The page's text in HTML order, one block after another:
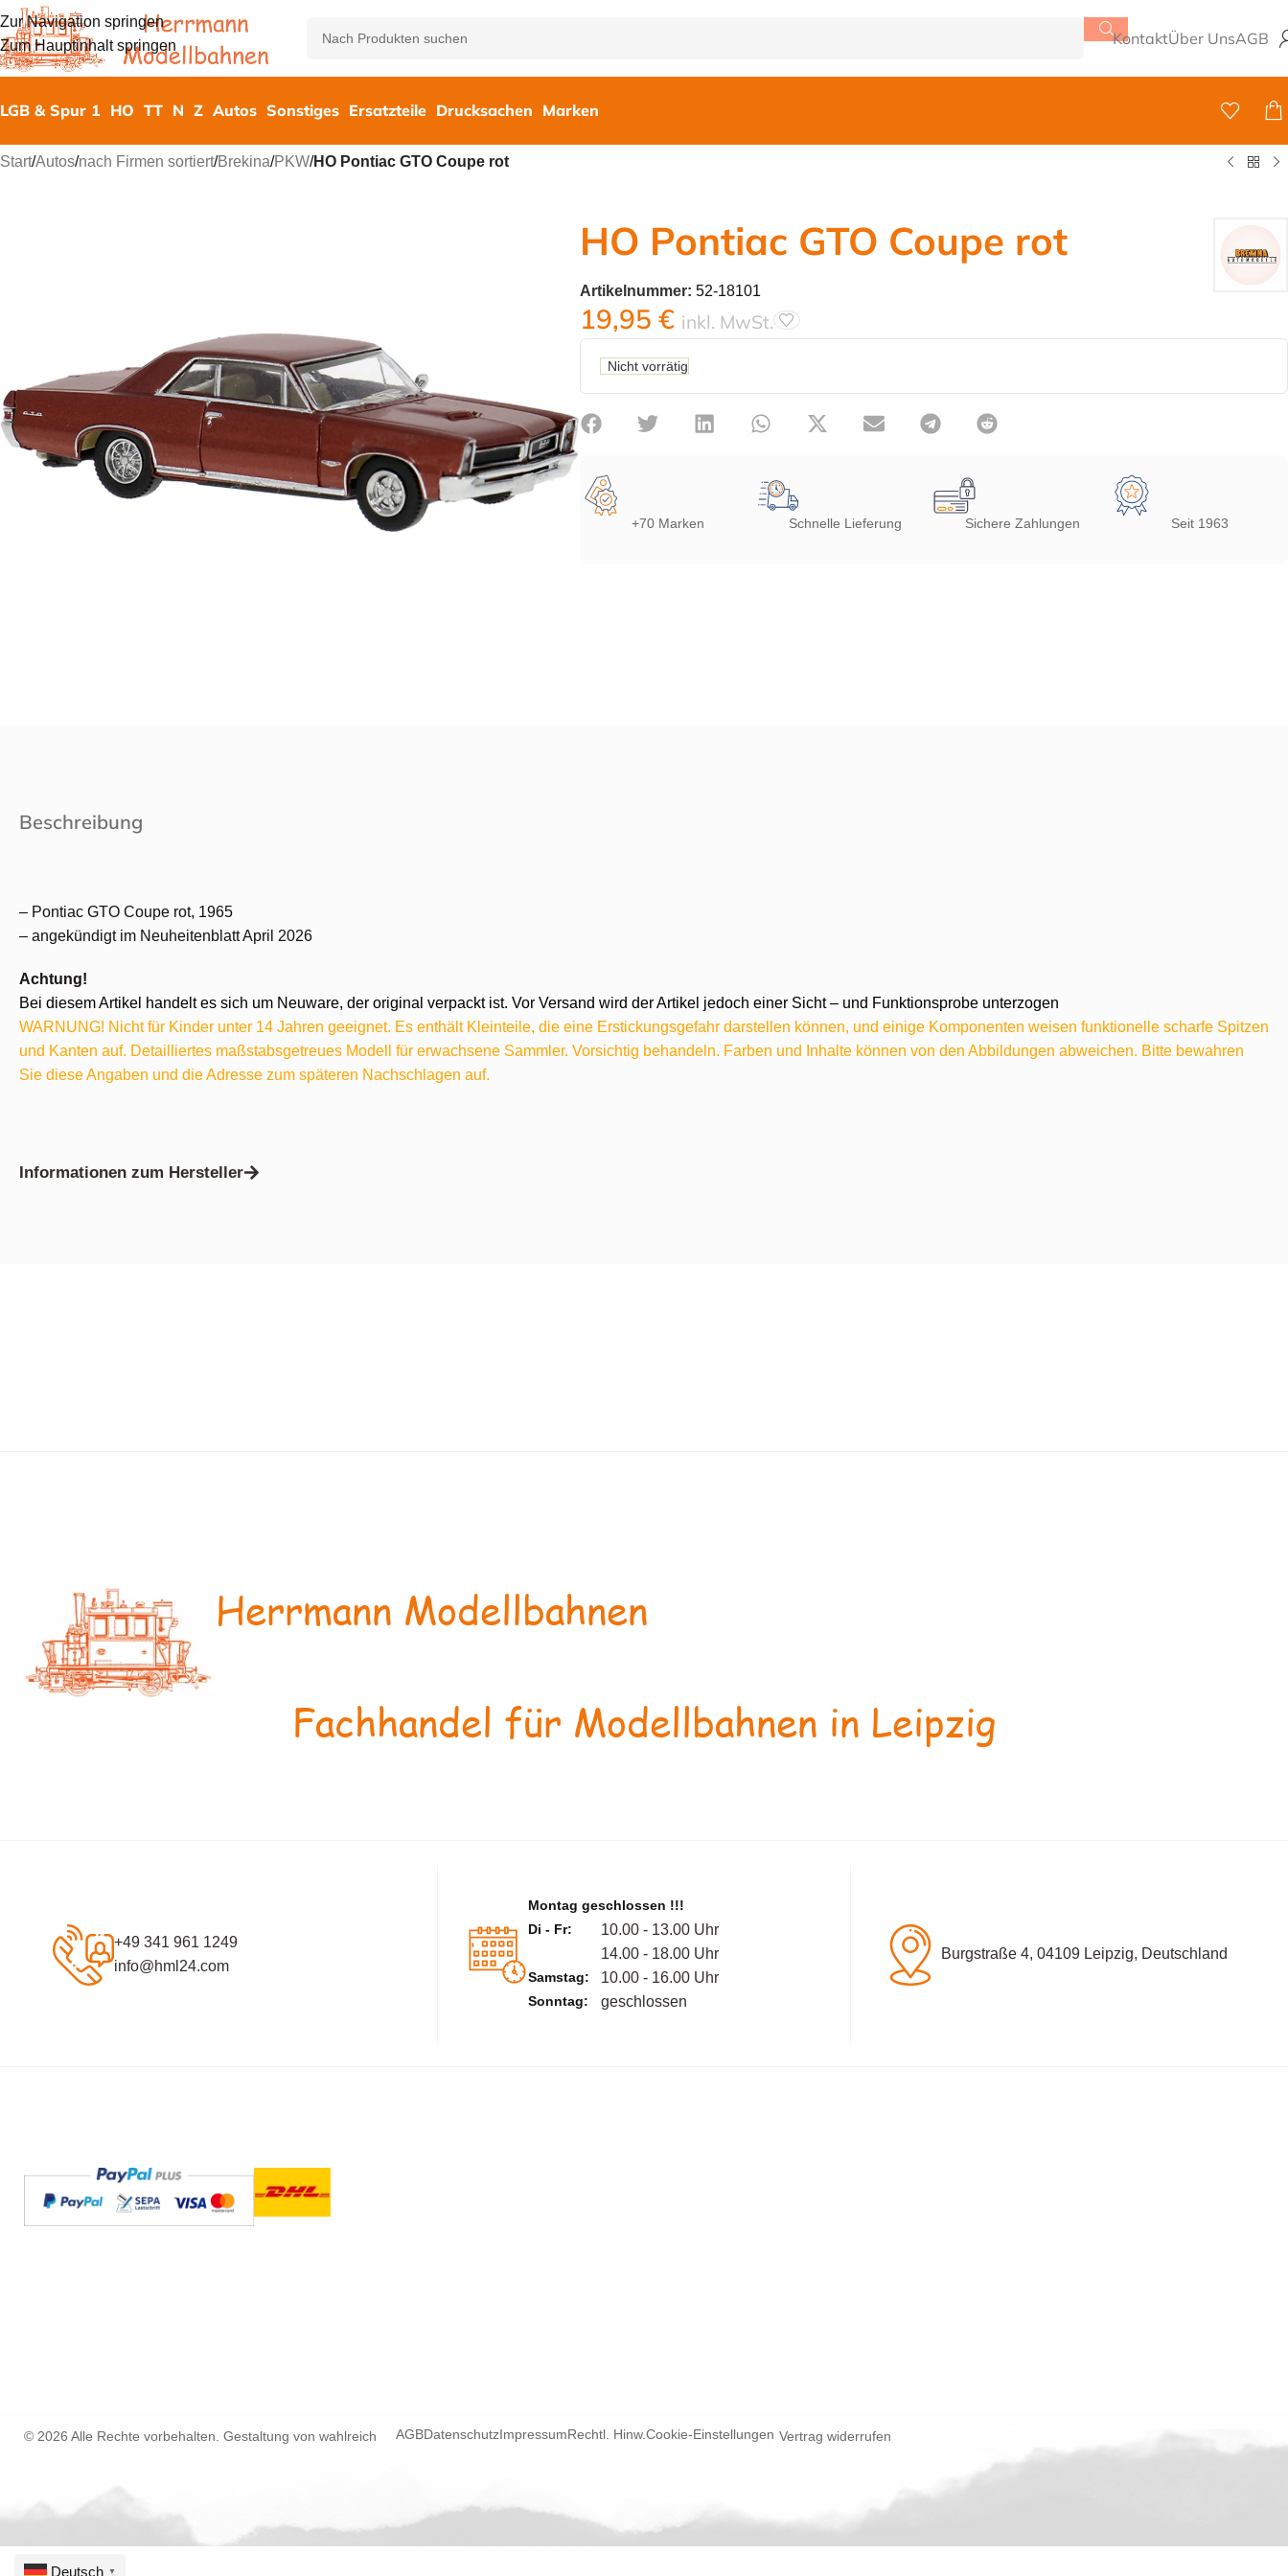
Zur Navigation springen
Zum Hauptinhalt springen
KontaktÜber UnsAGB
LGB & Spur 1 HO TT N Z Autos Sonstiges Ersatzteile Drucksachen Marken
Start/Autos/nach Firmen sortiert/Brekina/PKW/HO Pontiac GTO Coupe rot
HO Pontiac GTO Coupe rot
Artikelnummer: 52-18101
19,95 € inkl. MwSt.
Nicht vorrätig
+70 Marken Schnelle Lieferung Sichere Zahlungen Seit 1963
Beschreibung
– Pontiac GTO Coupe rot, 1965
– angekündigt im Neuheitenblatt April 2026
Achtung!
Bei diesem Artikel handelt es sich um Neuware, der original verpackt ist. Vor Versand wird der Artikel jedoch einer Sicht – und Funktionsprobe unterzogen
WARNUNG! Nicht für Kinder unter 14 Jahren geeignet. Es enthält Kleinteile, die eine Erstickungsgefahr darstellen können, und einige Komponenten weisen funktionelle scharfe Spitzen
und Kanten auf. Detailliertes maßstabsgetreues Modell für erwachsene Sammler. Vorsichtig behandeln. Farben und Inhalte können von den Abbildungen abweichen. Bitte bewahren
Sie diese Angaben und die Adresse zum späteren Nachschlagen auf.
Informationen zum Hersteller
Herrmann Modellbahnen
Fachhandel für Modellbahnen in Leipzig
+49 341 961 1249
info@hml24.com
Montag geschlossen !!!
Di - Fr:
10.00 - 13.00 Uhr
14.00 - 18.00 Uhr
Samstag: 10.00 - 16.00 Uhr
Sonntag: geschlossen
Burgstraße 4, 04109 Leipzig, Deutschland
© 2026 Alle Rechte vorbehalten. Gestaltung von wahlreich AGBDatenschutzImpressumRechtl. Hinw.Cookie-Einstellungen Vertrag widerrufen
Deutsch ▼